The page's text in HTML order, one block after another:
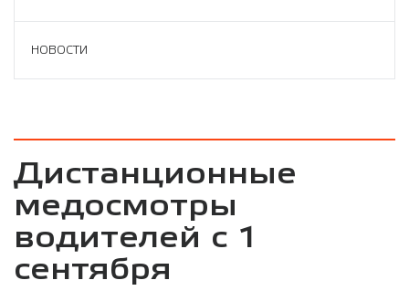
НОВОСТИ
Дистанционные
медосмотры
водителей с 1
сентября